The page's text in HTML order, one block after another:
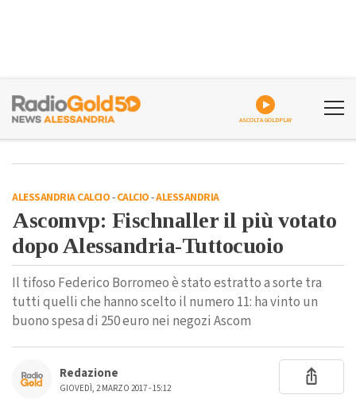
ASCOLTA GOLDPLAY
ALESSANDRIA CALCIO-CALCIO-ALESSANDRIA
Ascomvp: Fischnaller il più votato
dopo Alessandria-Tuttocuoio
Il tifoso Federico Borromeo è stato estratto a sorte tra
tutti quelli che hanno scelto il numero 11: ha vinto un
buono spesa di 250 euro nei negozi Ascom
Redazione
GIOVEDÌ, 2 MARZO 2017 - 15:12